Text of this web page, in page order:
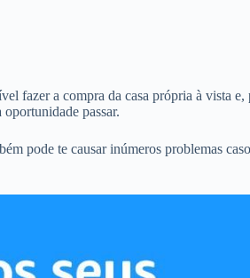
fazer a compra da casa própria à vista e,
passar.
pode te causar inúmeros problemas